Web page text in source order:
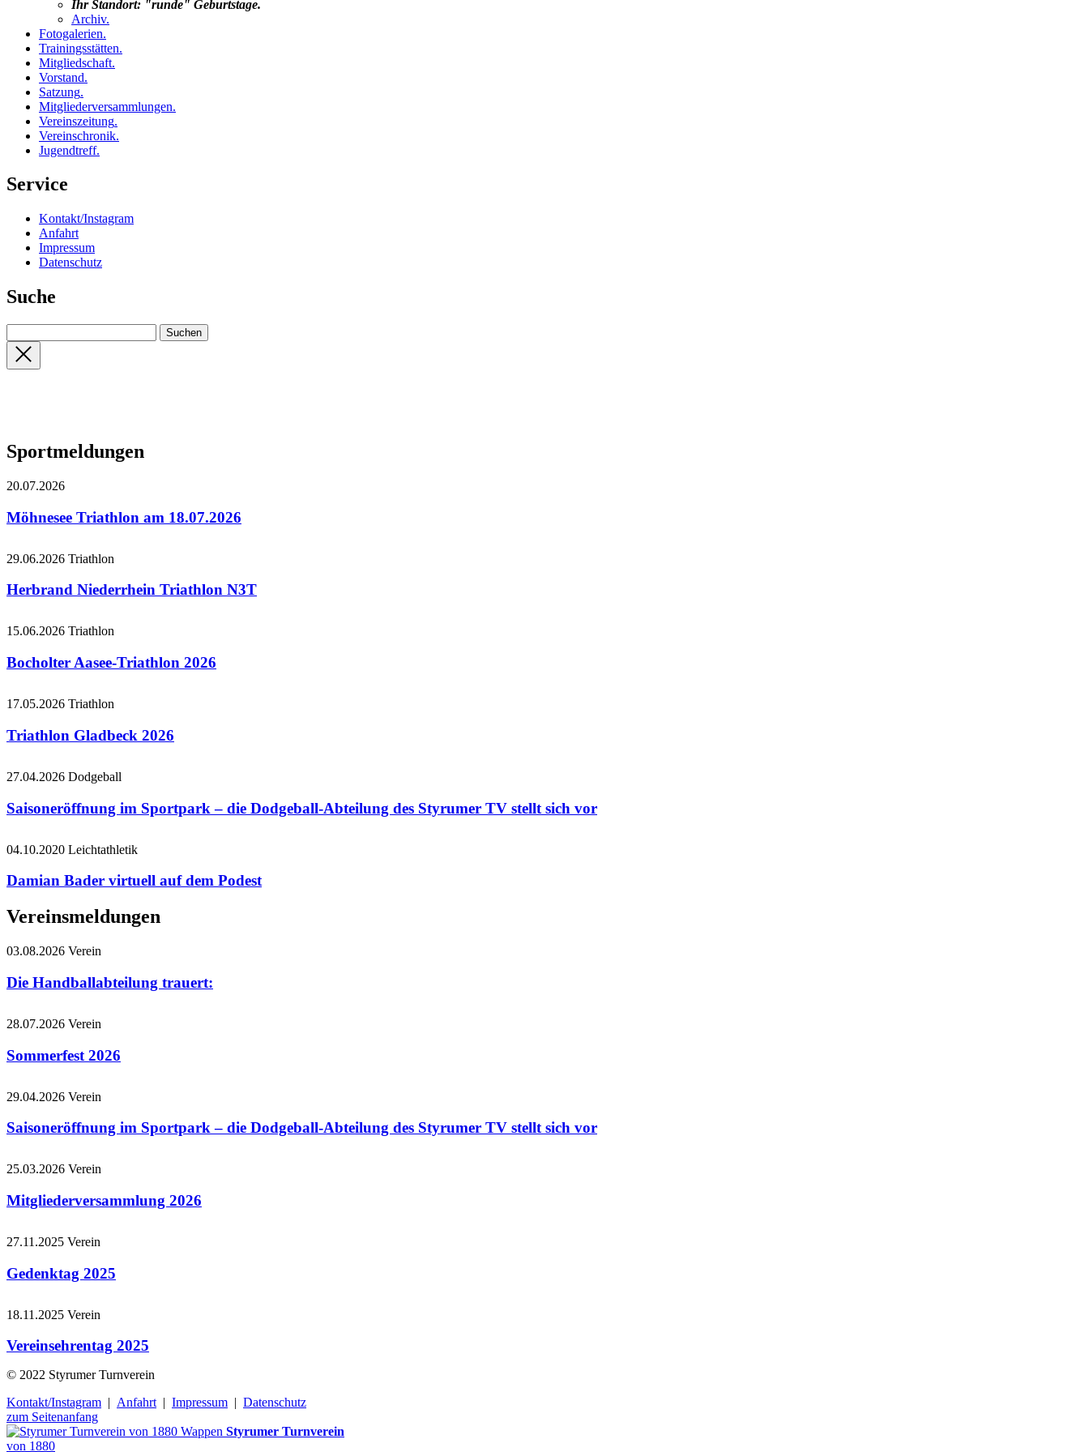
Ihr Standort: "runde" Geburtstage.
Archiv.
Fotogalerien.
Trainingsstätten.
Mitgliedschaft.
Vorstand.
Satzung.
Mitgliederversammlungen.
Vereinszeitung.
Vereinschronik.
Jugendtreff.
Service
Kontakt/Instagram
Anfahrt
Impressum
Datenschutz
Suche
Sportmeldungen
20.07.2026
Möhnesee Triathlon am 18.07.2026
29.06.2026 Triathlon
Herbrand Niederrhein Triathlon N3T
15.06.2026 Triathlon
Bocholter Aasee-Triathlon 2026
17.05.2026 Triathlon
Triathlon Gladbeck 2026
27.04.2026 Dodgeball
Saisoneröffnung im Sportpark – die Dodgeball-Abteilung des Styrumer TV stellt sich vor
04.10.2020 Leichtathletik
Damian Bader virtuell auf dem Podest
Vereinsmeldungen
03.08.2026 Verein
Die Handballabteilung trauert:
28.07.2026 Verein
Sommerfest 2026
29.04.2026 Verein
Saisoneröffnung im Sportpark – die Dodgeball-Abteilung des Styrumer TV stellt sich vor
25.03.2026 Verein
Mitgliederversammlung 2026
27.11.2025 Verein
Gedenktag 2025
18.11.2025 Verein
Vereinsehrentag 2025
© 2022 Styrumer Turnverein
Kontakt/Instagram | Anfahrt | Impressum | Datenschutz
zum Seitenanfang
Styrumer Turnverein
von 1880